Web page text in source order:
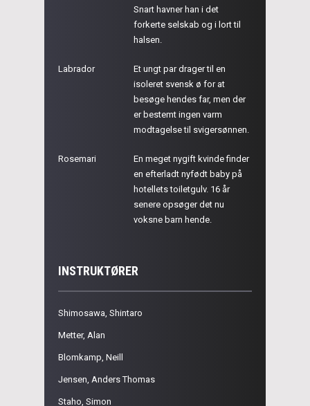
Snart havner han i det
forkerte selskab og i lort til
halsen.
Labrador
Et ungt par drager til en
isoleret svensk ø for at
besøge hendes far, men der
er bestemt ingen varm
modtagelse til svigersønnen.
Rosemari
En meget nygift kvinde finder
en efterladt nyfødt baby på
hotellets toiletgulv. 16 år
senere opsøger det nu
voksne barn hende.
INSTRUKTØRER
Shimosawa, Shintaro
Metter, Alan
Blomkamp, Neill
Jensen, Anders Thomas
Staho, Simon